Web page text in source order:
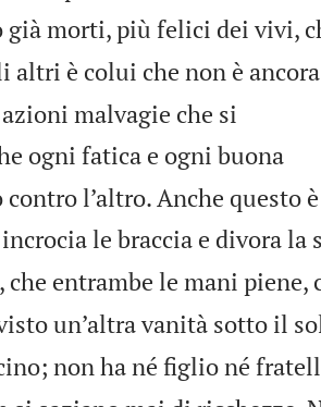
già morti, più felici dei vivi,
è colui che non è ancora
malvagie che si
ogni fatica e ogni buona
l’altro. Anche questo è
le braccia e divora la
entrambe le mani piene,
un’altra vanità sotto il
non ha né figlio né